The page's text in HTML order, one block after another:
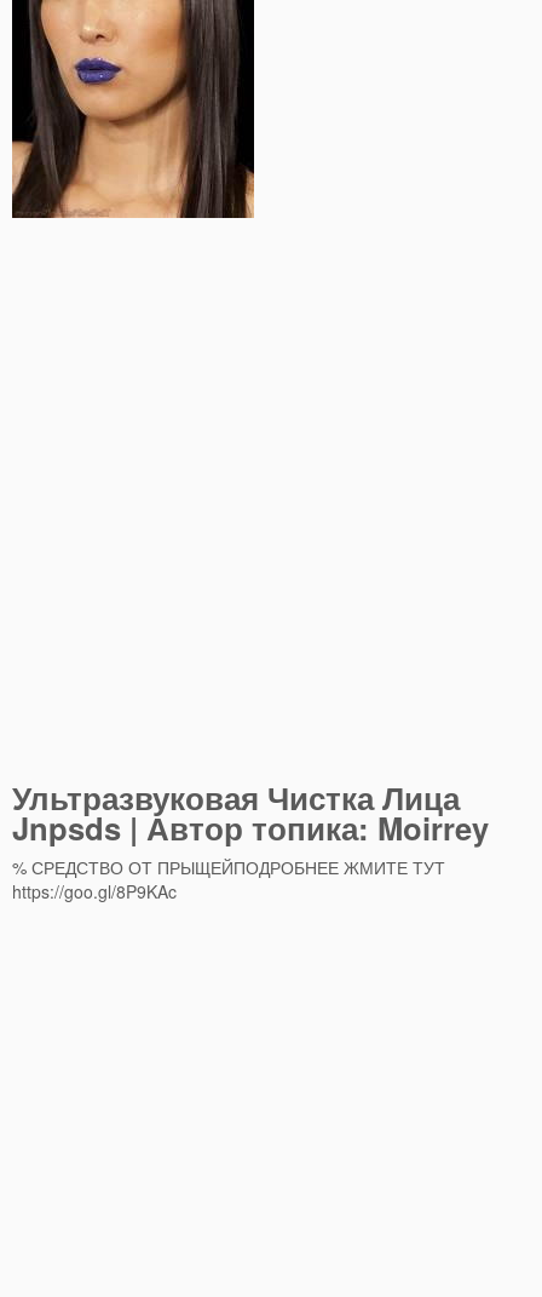
Ультразвуковая Чистка Лица
Jnpsds | Автор топика: Moirrey
% СРЕДСТВО ОТ ПРЫЩЕЙПОДРОБНЕЕ ЖМИТЕ ТУТ
https://goo.gl/8P9KAc